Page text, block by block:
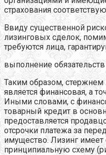
страхования
Ввиду существенной
лизинговых сделок,
требуются лица,
выполнение
Таким образом,
является финансовая, а
Иными словами, с
товарный кредит в
предоставляется
отсрочки платежа за
имущество. Лизинг
принципиальную схему